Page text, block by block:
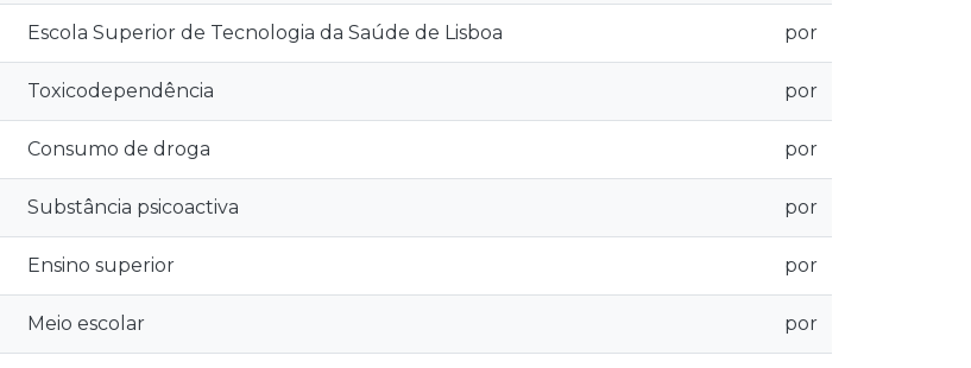
Escola Superior de Tecnologia da Saúde de Lisboa por
Toxicodependência por
Consumo de droga por
Substância psicoactiva por
Ensino superior por
Meio escolar por